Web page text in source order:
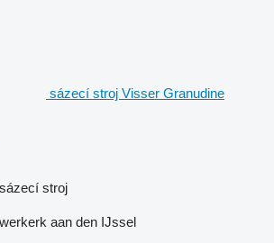
sázecí stroj Visser Granudine
stroj
aan den IJssel